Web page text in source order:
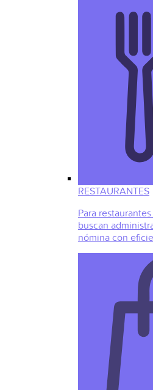
RESTAURANTES
Para
buscan
nómina con